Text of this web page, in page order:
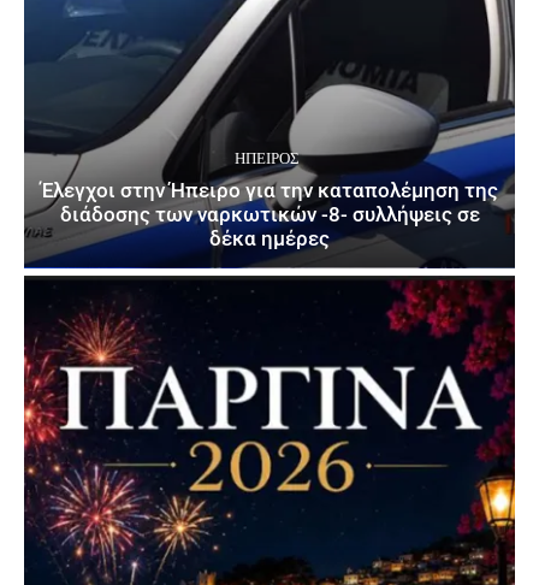
ΉΠΕΙΡΟΣ
Έλεγχοι στην Ήπειρο για την καταπολέμηση της
διάδοσης των ναρκωτικών -8- συλλήψεις σε
δέκα ημέρες